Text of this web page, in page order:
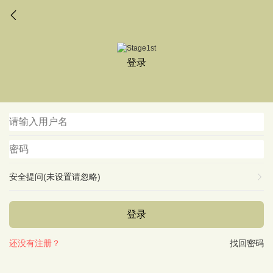
登录
安全提问(未设置请忽略)
登录
找回密码
还没有注册？